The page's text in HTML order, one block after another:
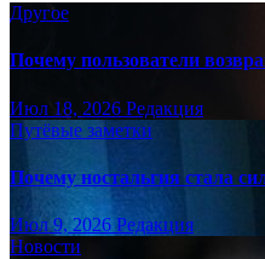
Другое
Почему пользователи
Июл 18, 2026 Редакция
Путёвые заметки
Почему ностальгия стала
Июл 9, 2026 Редакция
Новости